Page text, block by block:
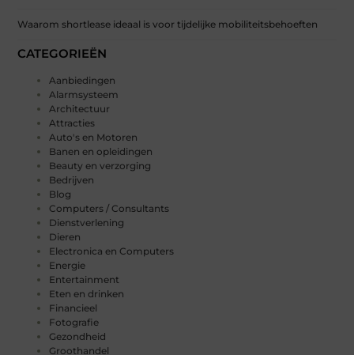
Waarom shortlease ideaal is voor tijdelijke mobiliteitsbehoeften
CATEGORIEËN
Aanbiedingen
Alarmsysteem
Architectuur
Attracties
Auto's en Motoren
Banen en opleidingen
Beauty en verzorging
Bedrijven
Blog
Computers / Consultants
Dienstverlening
Dieren
Electronica en Computers
Energie
Entertainment
Eten en drinken
Financieel
Fotografie
Gezondheid
Groothandel